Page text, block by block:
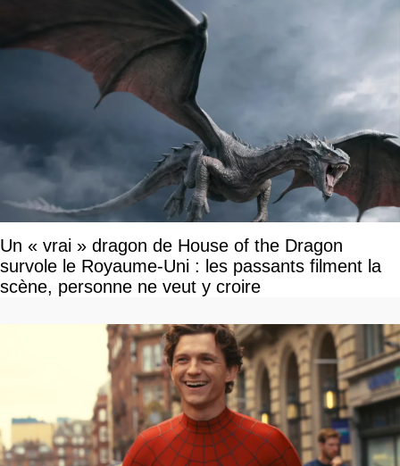
Un « vrai » dragon de House of the Dragon
survole le Royaume-Uni : les passants filment la
scène, personne ne veut y croire